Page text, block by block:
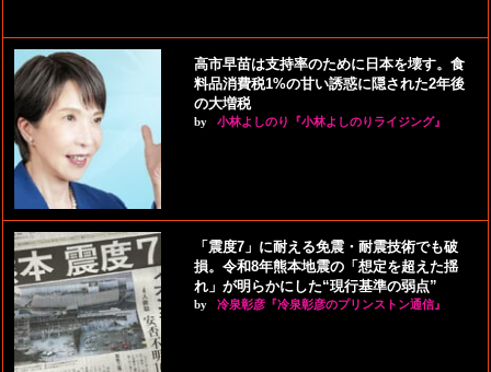
高市早苗は支持率のために日本を壊す。食
料品消費税1%の甘い誘惑に隠された2年後
の大増税
by 小林よしのり『小林よしのりライジング』
「震度7」に耐える免震・耐震技術でも破
損。令和8年熊本地震の「想定を超えた揺
れ」が明らかにした“現行基準の弱点”
by 冷泉彰彦『冷泉彰彦のプリンストン通信』